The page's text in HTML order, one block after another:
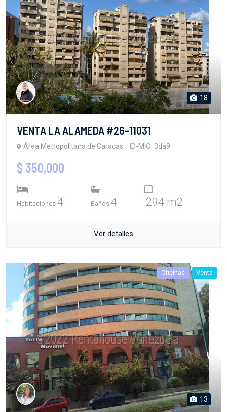
18
VENTA LA ALAMEDA #26-11031
Área Metropolitana de Caracas ID-MIO: 3da9
$ 350,000
Habitaciones 4 Baños 4 294 m2
Ver detalles
Oficinas Venta
13